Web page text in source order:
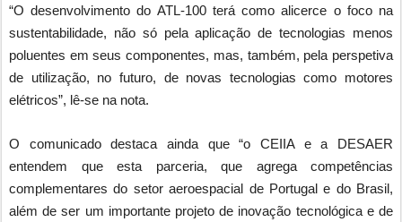
“O desenvolvimento do ATL-100 terá como alicerce o foco na
sustentabilidade, não só pela aplicação de tecnologias menos
poluentes em seus componentes, mas, também, pela perspetiva
de utilização, no futuro, de novas tecnologias como motores
elétricos”, lê-se na nota.
O comunicado destaca ainda que “o CEIIA e a DESAER
entendem que esta parceria, que agrega competências
complementares do setor aeroespacial de Portugal e do Brasil,
além de ser um importante projeto de inovação tecnológica e de